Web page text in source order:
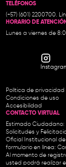
TELÉFONOS
(+57) (601) 2200700.
HORARIO DE ATENCIÓN
Lunes a viernes de
Política de
Condiciones de uso
Accesibilidad
CONTACTO VIRTUAL
Estimado Ciudadano:
Solicitudes y
Oficial Institucional de
formulario en línea:
Al momento de
usted podrá realizar